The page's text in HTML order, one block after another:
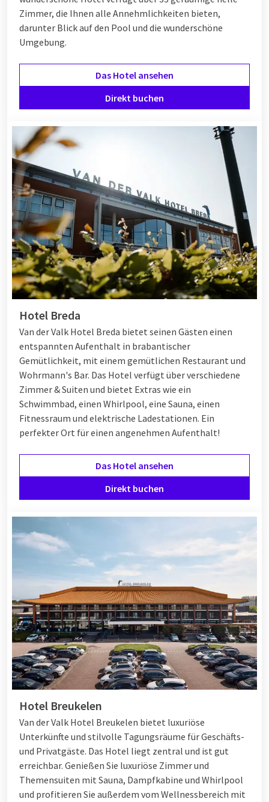
Zimmer, die Ihnen alle Annehmlichkeiten bieten,
darunter Blick auf den Pool und die wunderschöne
Umgebung.
Das Hotel ansehen
Direkt buchen
Hotel Breda
Van der Valk Hotel Breda bietet seinen Gästen einen
entspannten Aufenthalt in brabantischer
Gemütlichkeit, mit einem gemütlichen Restaurant und
Wohrmann's Bar. Das Hotel verfügt über verschiedene
Zimmer & Suiten und bietet Extras wie ein
Schwimmbad, einen Whirlpool, eine Sauna, einen
Fitnessraum und elektrische Ladestationen. Ein
perfekter Ort für einen angenehmen Aufenthalt!
Das Hotel ansehen
Direkt buchen
Hotel Breukelen
Van der Valk Hotel Breukelen bietet luxuriöse
Unterkünfte und stilvolle Tagungsräume für Geschäfts-
und Privatgäste. Das Hotel liegt zentral und ist gut
erreichbar. Genießen Sie luxuriöse Zimmer und
Themensuiten mit Sauna, Dampfkabine und Whirlpool
und profitieren Sie außerdem vom Wellnessbereich mit